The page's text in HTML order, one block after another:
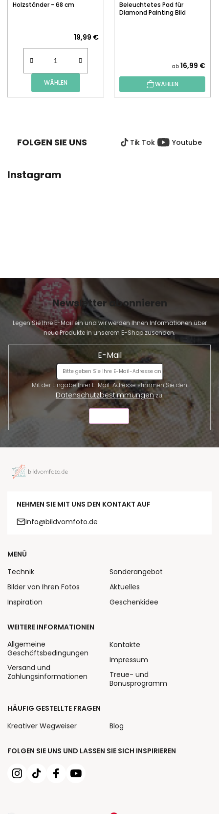
Holzständer - 68 cm
19,99 €
WÄHLEN
Beleuchtetes Pad für
Diamond Painting Bild
ab 16,99 €
WÄHLEN
FOLGEN SIE UNS Tik Tok Youtube
Instagram
Newsletter abonnieren
Legen Sie Ihre E-Mail ein und wir werden Ihnen Informationen über
neue Produkte in unserem E-Shop zusenden.
E-Mail
Datenschutzbestimmungenzu.
NEHMEN SIE MIT UNS DEN KONTAKT AUF
info@bildvomfoto.de
FOLGEN SIE UNS UND LASSEN SIE SICH INSPIRIEREN
MENÜ
Technik
Bilder von Ihren Fotos
Inspiration
Sonderangebot
Aktuelles
Geschenkidee
WEITERE INFORMATIONEN
Allgemeine
Geschäftsbedingungen
Versand und
Zahlungsinformationen
Kontakte
Impressum
Treue- und
Bonusprogramm
HÄUFIG GESTELLTE FRAGEN
Kreativer Wegweiser
Blog